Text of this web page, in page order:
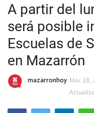
Inicio
Contacto
Noticias
A partir del
será posible
Escuelas de
en Mazarrón
mazarronhoy Mar 28,